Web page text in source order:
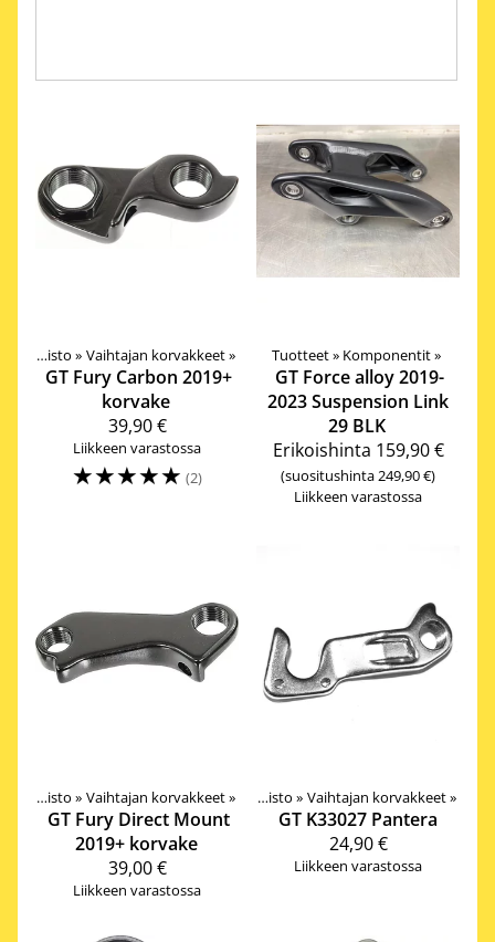
Vetokoneisto ‪» Vaihtajan korvakkeet‪»
GT Fury Carbon 2019+
korvake
39,90 €
Liikkeen varastossa
☆☆☆☆☆ (2)
Tuotteet‪» Komponentit‪»
GT Force alloy 2019-
2023 Suspension Link
29 BLK
Erikoishinta 159,90 €
(suositushinta 249,90 €)
Liikkeen varastossa
Vetokoneisto ‪» Vaihtajan korvakkeet‪»
GT Fury Direct Mount
2019+ korvake
39,00 €
Liikkeen varastossa
Tuotteet‪»Komponentit‪» Vetokoneisto ‪» Vaihtajan korvakkeet‪»
GT K33027 Pantera
24,90 €
Liikkeen varastossa